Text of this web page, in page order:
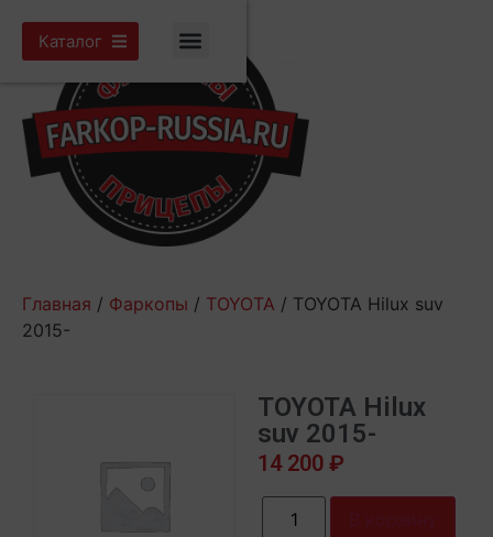
Каталог
Главная / Фаркопы / TOYOTA / TOYOTA Hilux suv
2015-
TOYOTA Hilux
suv 2015-
14 200 ₽